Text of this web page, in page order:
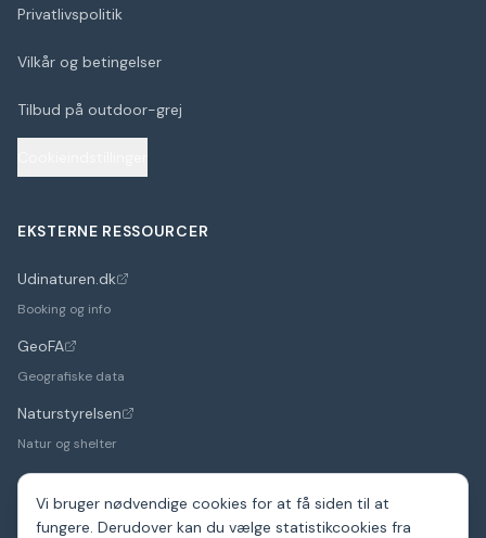
Vi bruger nødvendige cookies for at få siden til at
fungere. Derudover kan du vælge statistikcookies fra
Privatlivspolitik
Vilkår og betingelser
Tilbud på outdoor-grej
EKSTERNE RESSOURCER
Udinaturen.dk
(åbner i nyt faneblad)
Booking og info
GeoFA
(åbner i nyt faneblad)
Geografiske data
Naturstyrelsen
(åbner i nyt faneblad)
Natur og shelter